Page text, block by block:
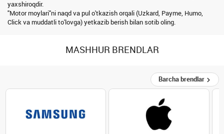
yaxshiroqdir.
"Motor moylari"ni naqd va pul o'tkazish orqali (Uzkard, Payme, Humo,
Click va muddatli to'lovga) yetkazib berish bilan sotib oling.
MASHHUR BRENDLAR
Barcha brendlar